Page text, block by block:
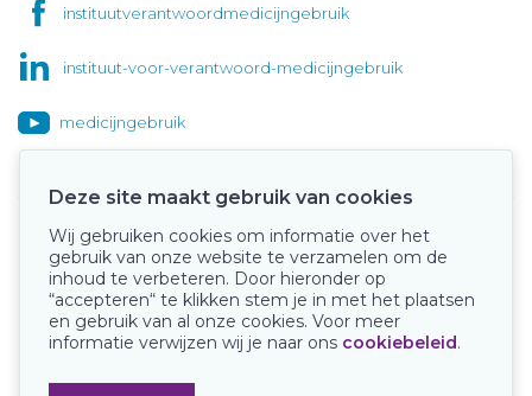
instituutverantwoordmedicijngebruik
instituut-voor-verantwoord-medicijngebruik
medicijngebruik
Onze keurmerken
Deze site maakt gebruik van cookies
Wij gebruiken cookies om informatie over het
gebruik van onze website te verzamelen om de
inhoud te verbeteren. Door hieronder op
“accepteren“ te klikken stem je in met het plaatsen
en gebruik van al onze cookies. Voor meer
informatie verwijzen wij je naar ons cookiebeleid.